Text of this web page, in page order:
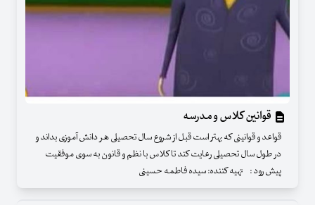
قوانین کلاس و مدرسه
قواعد و قوانینی که بهتر است قبل از شروع سال تحصیلی هر دانش آموزی بداند و
در طول سال تحصیلی رعایت کند تا کلاس با نظم و قانون به سوی موفقیت
پیش رود : تهیه کننده: سیده فاطمه حسینی